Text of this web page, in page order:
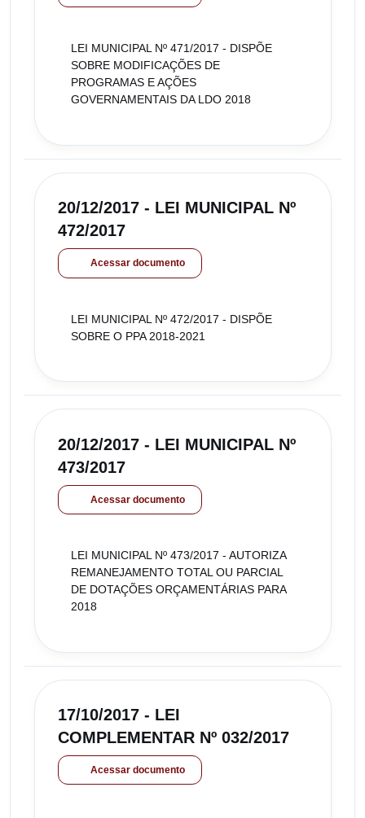
LEI MUNICIPAL Nº 471/2017 - DISPÕE
SOBRE MODIFICAÇÕES DE
PROGRAMAS E AÇÕES
GOVERNAMENTAIS DA LDO 2018
20/12/2017 - LEI MUNICIPAL Nº
472/2017
Acessar documento
LEI MUNICIPAL Nº 472/2017 - DISPÕE
SOBRE O PPA 2018-2021
20/12/2017 - LEI MUNICIPAL Nº
473/2017
Acessar documento
LEI MUNICIPAL Nº 473/2017 - AUTORIZA
REMANEJAMENTO TOTAL OU PARCIAL
DE DOTAÇÕES ORÇAMENTÁRIAS PARA
2018
17/10/2017 - LEI
COMPLEMENTAR Nº 032/2017
Acessar documento